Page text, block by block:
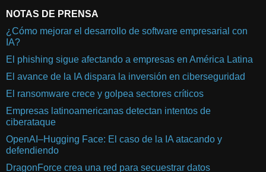
NOTAS DE PRENSA
¿Cómo mejorar el desarrollo de software empresarial con
IA?
El phishing sigue afectando a empresas en América Latina
El avance de la IA dispara la inversión en ciberseguridad
El ransomware crece y golpea sectores críticos
Empresas latinoamericanas detectan intentos de
ciberataque
OpenAI–Hugging Face: El caso de la IA atacando y
defendiendo
DragonForce crea una red para secuestrar datos